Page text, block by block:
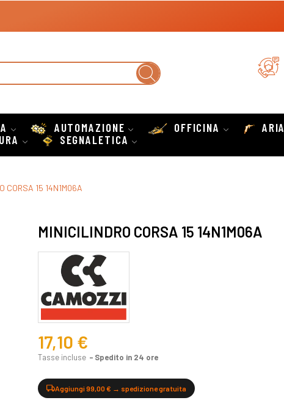
AUTOMAZIONE OFFICINA ARIA
SEGNALETICA
CORSA 15 14N1M06A
MINICILINDRO CORSA 15 14N1M06A
17,10 €
Tasse incluse Spedito in 24 ore
Aggiungi 99,00 € → spedizione gratuita